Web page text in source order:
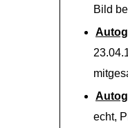
Bild
echt,